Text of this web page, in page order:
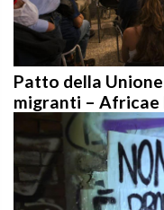
Patto della
migranti – Africae